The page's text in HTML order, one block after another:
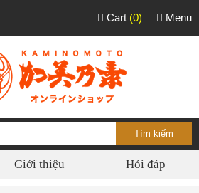
Menu
Cart (0)
Giới thiệu Hỏi đáp